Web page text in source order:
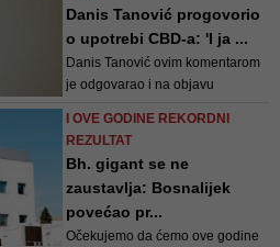
Danis Tanović progovorio
o upotrebi CBD-a: 'I ja ...
Danis Tanović ovim komentarom
je odgovarao i na objavu
komentirao kako prije toga niko iz
MUP-a nije napravio sastanak sa
ljekarima i farmaceutima u vezi
kanabisovog ulja
I OVE GODINE REKORDNI
REZULTAT
Bh. gigant se ne
zaustavlja: Bosnalijek
povećao pr...
Očekujemo da ćemo ove godine